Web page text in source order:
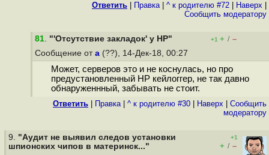
Ответить Правка| ^ к родителю #72 Наверх
Cообщить модератору
81. "'Отсутствие закладок' у HP" +1 + / –
Сообщение от a (??), 14-Дек-18, 00:27
Может, серверов это и не коснулась, но про
предустановленный HP кейлоггер, не так давно
обнаруженнный, забывать не стоит.
Ответить Правка| ^ к родителю #30 Наверх
Cообщить
модератору
9. "Аудит не выявил следов установки
шпионских чипов в материнск..."
+1
+ / –